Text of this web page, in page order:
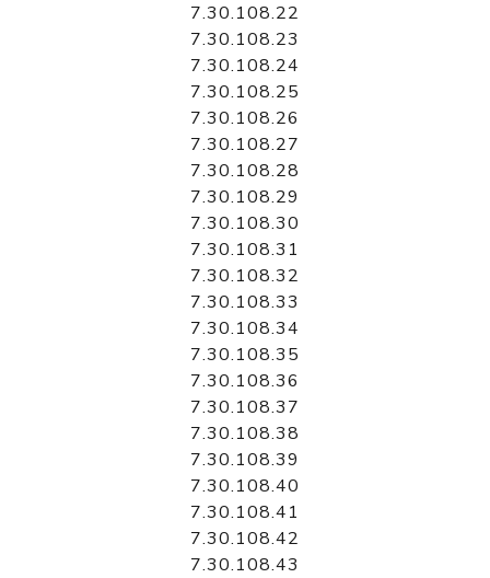
7.30.108.22
7.30.108.23
7.30.108.24
7.30.108.25
7.30.108.26
7.30.108.27
7.30.108.28
7.30.108.29
7.30.108.30
7.30.108.31
7.30.108.32
7.30.108.33
7.30.108.34
7.30.108.35
7.30.108.36
7.30.108.37
7.30.108.38
7.30.108.39
7.30.108.40
7.30.108.41
7.30.108.42
7.30.108.43